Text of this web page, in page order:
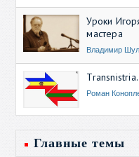
Уроки
мастера
Владимир
Роман
Главные темы